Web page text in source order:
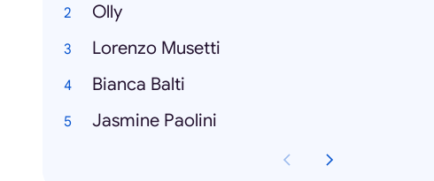
Olly
Lorenzo Musetti
Bianca Balti
Jasmine Paolini